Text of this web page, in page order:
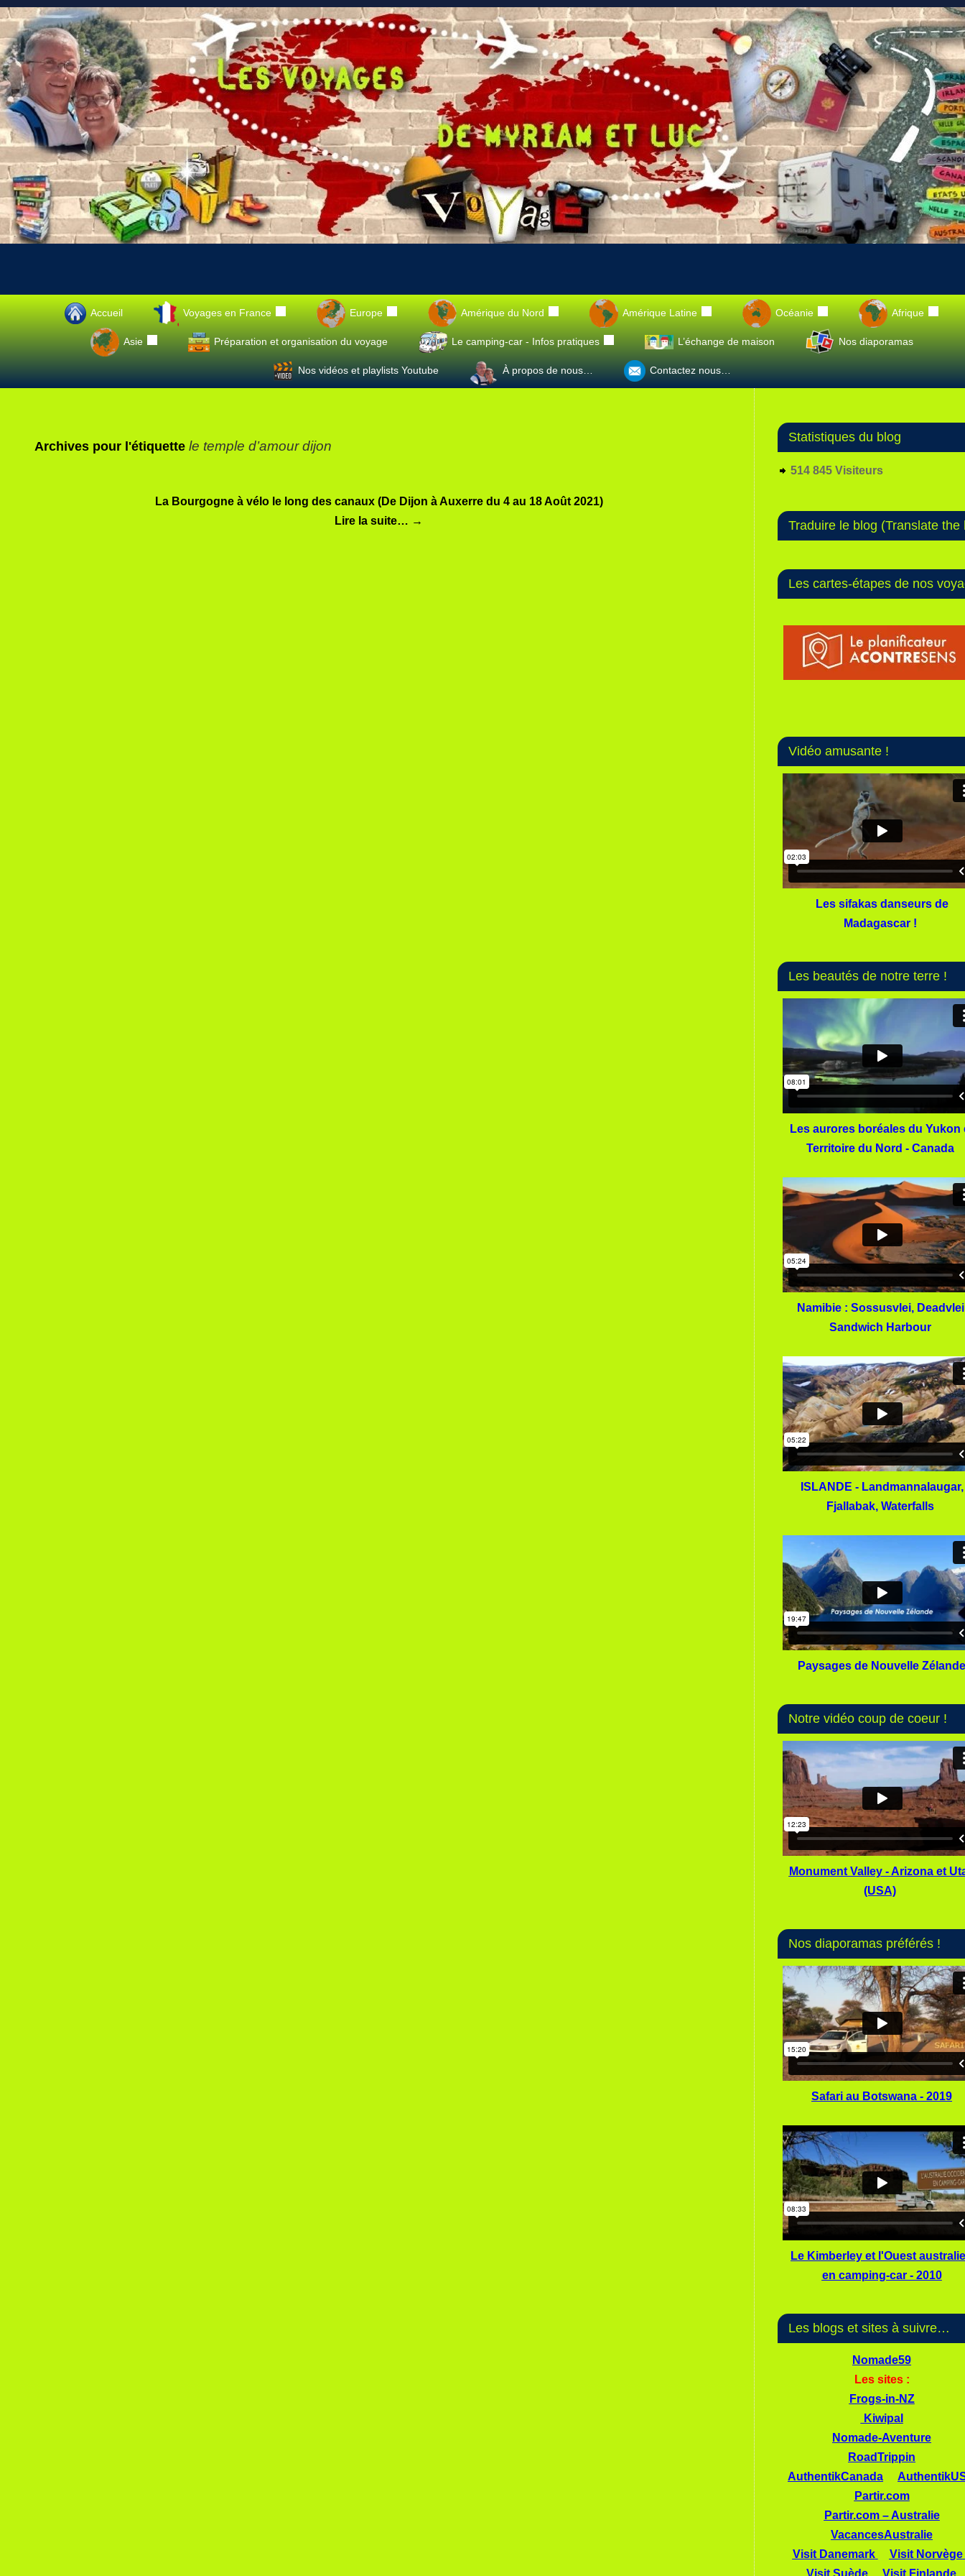
Accueil Voyages en France Europe Amérique du Nord Amérique Latine Océanie Afrique
Asie Préparation et organisation du voyage Le camping-car - Infos pratiques L’échange de maison Nos diaporamas
Nos vidéos et playlists Youtube À propos de nous… Contactez nous…
Archives pour l'étiquette le temple d’amour dijon
La Bourgogne à vélo le long des canaux (De Dijon à Auxerre du 4 au 18 Août 2021)
Lire la suite… →
Statistiques du blog
514 845 Visiteurs
Traduire le blog (Translate the
Les cartes-étapes de nos
Vidéo amusante !
Les sifakas danseurs de
Madagascar !
Les beautés de notre terre !
Les aurores boréales du Yukon
Territoire du Nord - Canada
Namibie : Sossusvlei,
Sandwich Harbour
ISLANDE - Landmannalaugar,
Fjallabak, Waterfalls
Paysages de Nouvelle Zélande
Notre vidéo coup de coeur !
Monument Valley - Arizona et
(USA)
Nos diaporamas préférés !
Safari au Botswana - 2019
Le Kimberley et l'Ouest
en camping-car - 2010
Les blogs et sites à suivre…
Nomade59
Les sites :
Frogs-in-NZ
Kiwipal
Nomade-Aventure
RoadTrippin
AuthentikCanada
Partir.com
Partir.com – Australie
VacancesAustralie
Visit Danemark
Visit Norvège
Visit Suède
Visit Finlande